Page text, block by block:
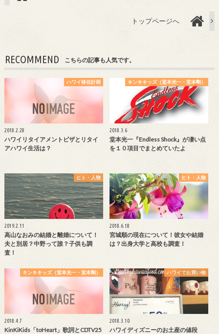
トップページへ
RECOMMEND こちらの記事も人気です。
ハワイ移住計画
2018.2.28
ハワイリタイアメントビザとリタイ
アハワイ生活は？
キンキキッズ（堂本光一・堂本剛）
2018.3.6
堂本光一『Endless Shock』が凄い点
を１０項目でまとめていたよ
ヒト・人物
2019.2.11
高山なおみの結婚と離婚について！
夫と別居？中野って誰？子供も調
査！
ヒト・人物
2018.6.18
宮城順の現在について！彼女や結婚
は？出身大学と高校も調査！
キンキキッズ（堂本光一・堂本剛）
2018.4.7
KinKiKids「toHeart」歌詞とCDTV25
ハワイでお買い物
2018.3.10
ハワイディズニーのお土産の値段